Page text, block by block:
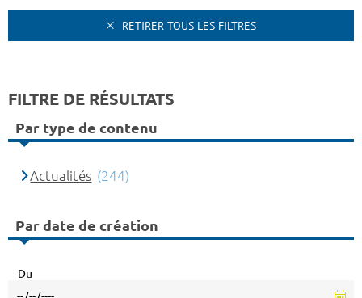
RETIRER TOUS LES FILTRES
FILTRE DE RÉSULTATS
Par type de contenu
Actualités (244)
Par date de création
Du